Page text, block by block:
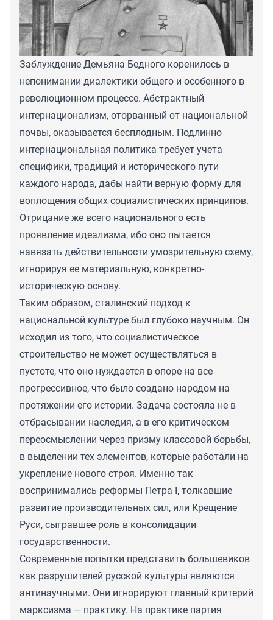
Заблуждение Демьяна Бедного коренилось в
непонимании диалектики общего и особенного в
революционном процессе. Абстрактный
интернационализм, оторванный от национальной
почвы, оказывается бесплодным. Подлинно
интернациональная политика требует учета
специфики, традиций и исторического пути
каждого народа, дабы найти верную форму для
воплощения общих социалистических принципов.
Отрицание же всего национального есть
проявление идеализма, ибо оно пытается
навязать действительности умозрительную схему,
игнорируя ее материальную, конкретно-
историческую основу.
Таким образом, сталинский подход к
национальной культуре был глубоко научным. Он
исходил из того, что социалистическое
строительство не может осуществляться в
пустоте, что оно нуждается в опоре на все
прогрессивное, что было создано народом на
протяжении его истории. Задача состояла не в
отбрасывании наследия, а в его критическом
переосмыслении через призму классовой борьбы,
в выделении тех элементов, которые работали на
укрепление нового строя. Именно так
воспринимались реформы Петра I, толкавшие
развитие производительных сил, или Крещение
Руси, сыгравшее роль в консолидации
государственности.
Современные попытки представить большевиков
как разрушителей русской культуры являются
антинаучными. Они игнорируют главный критерий
марксизма — практику. На практике партия